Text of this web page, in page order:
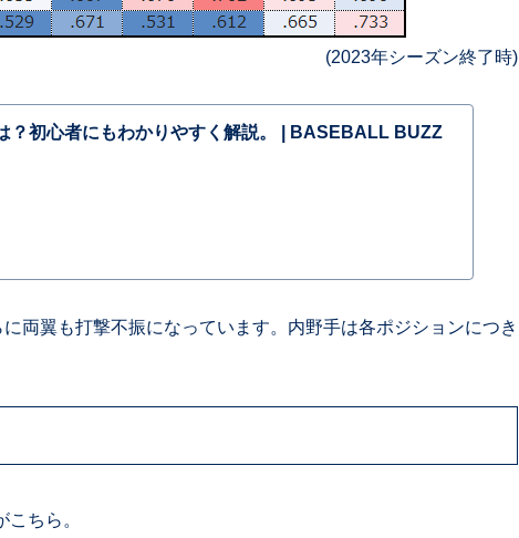
(2023年シーズン終了時)
？初心者にもわかりやすく解説。 | BASEBALL BUZZ
両翼も打撃不振になっています。内野手は各ポジションにつき
ちら。